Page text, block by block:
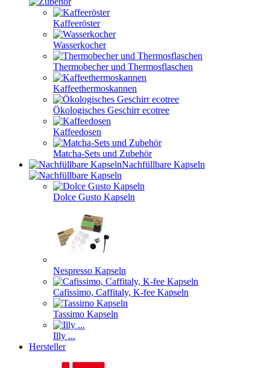
Kaffeeröster
Wasserkocher
Thermobecher und Thermosflaschen
Kaffeethermoskannen
Ökologisches Geschirr ecotree
Kaffeedosen
Matcha-Sets und Zubehör
Nachfüllbare Kapseln
Dolce Gusto Kapseln
Nespresso Kapseln
Cafissimo, Caffitaly, K-fee Kapseln
Tassimo Kapseln
Illy ...
Hersteller